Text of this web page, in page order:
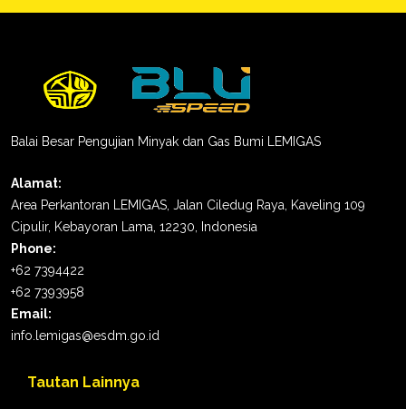
Balai Besar Pengujian Minyak dan Gas Bumi LEMIGAS
Alamat:
Area Perkantoran LEMIGAS, Jalan Ciledug Raya, Kaveling 109
Cipulir, Kebayoran Lama, 12230, Indonesia
Phone:
+62 7394422
+62 7393958
Email:
info.lemigas@esdm.go.id
Tautan Lainnya